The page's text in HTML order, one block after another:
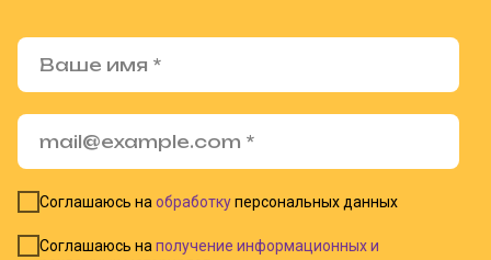
Соглашаюсь на обработкуперсональных данных
Соглашаюсь на получение информационных и